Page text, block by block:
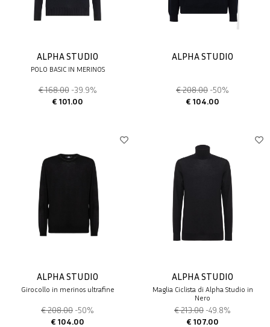
ALPHA STUDIO
POLO BASIC IN MERINOS
€ 168.00 -39.9%
€ 101.00
ALPHA STUDIO
€ 208.00 -50%
€ 104.00
ALPHA STUDIO
Girocollo in merinos ultrafine
€ 208.00 -50%
€ 104.00
ALPHA STUDIO
Maglia Ciclista di Alpha Studio in
Nero
€ 213.00 -49.8%
€ 107.00